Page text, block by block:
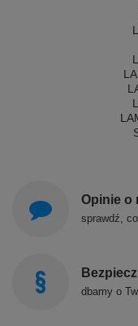
Opinie o
sprawdź,
dbamy o